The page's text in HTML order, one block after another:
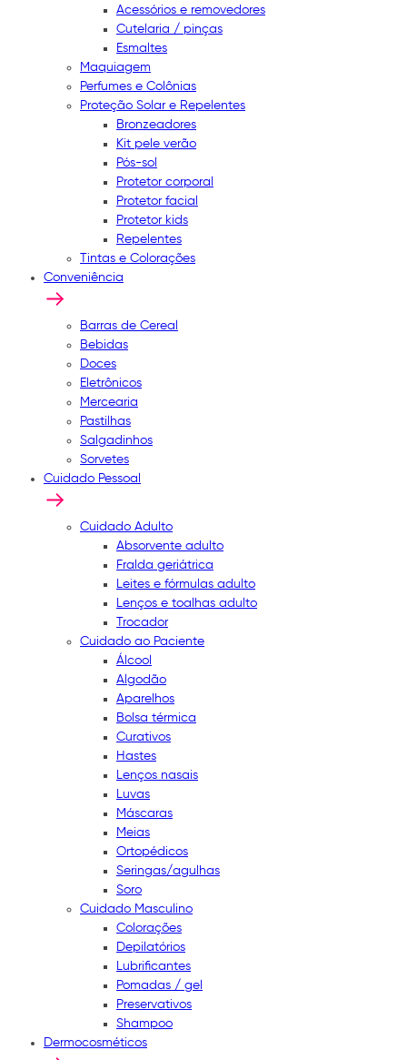
Acessórios e removedores
Cutelaria / pinças
Esmaltes
Maquiagem
Perfumes e Colônias
Proteção Solar e Repelentes
Bronzeadores
Kit pele verão
Pós-sol
Protetor corporal
Protetor facial
Protetor kids
Repelentes
Tintas e Colorações
Conveniência
Barras de Cereal
Bebidas
Doces
Eletrônicos
Mercearia
Pastilhas
Salgadinhos
Sorvetes
Cuidado Pessoal
Cuidado Adulto
Absorvente adulto
Fralda geriátrica
Leites e fórmulas adulto
Lenços e toalhas adulto
Trocador
Cuidado ao Paciente
Álcool
Algodão
Aparelhos
Bolsa térmica
Curativos
Hastes
Lenços nasais
Luvas
Máscaras
Meias
Ortopédicos
Seringas/agulhas
Soro
Cuidado Masculino
Colorações
Depilatórios
Lubrificantes
Pomadas / gel
Preservativos
Shampoo
Dermocosméticos